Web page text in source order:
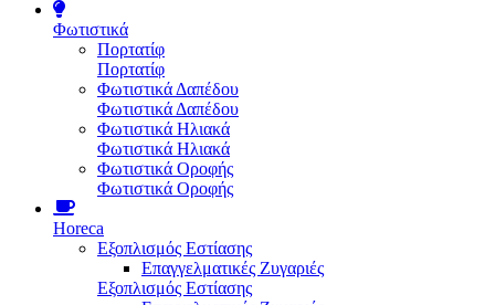
Φωτιστικά
Πορτατίφ
Πορτατίφ
Φωτιστικά Δαπέδου
Φωτιστικά Δαπέδου
Φωτιστικά Ηλιακά
Φωτιστικά Ηλιακά
Φωτιστικά Οροφής
Φωτιστικά Οροφής
Horeca
Εξοπλισμός Εστίασης
Επαγγελματικές Ζυγαριές
Εξοπλισμός Εστίασης